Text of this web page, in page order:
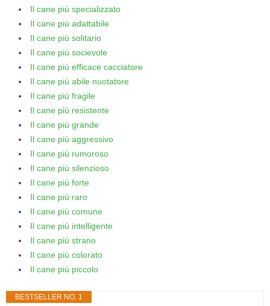
Il cane più specializzato
Il cane più adattabile
Il cane più solitario
Il cane più socievole
Il cane più efficace cacciatore
Il cane più abile nuotatore
Il cane più fragile
Il cane più resistente
Il cane più grande
Il cane più aggressivo
Il cane più rumoroso
Il cane più silenzioso
Il cane più forte
Il cane più raro
Il cane più comune
Il cane più intelligente
Il cane più strano
Il cane più colorato
Il cane più piccolo
BESTSELLER NO. 1